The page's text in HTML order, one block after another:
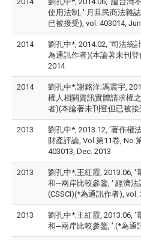
使用法制, ' 月旦民商法雜
已被接受), vol. 403014,
2014
劉孔中*, 2014.02, '司法統
為通訊作者)(本論著未刊
2014
2014
劉孔中*;謝銘洋;馮震宇,
權人相關資訊實體請求權
者)(本論著未刊登但已被接
2013
劉孔中*, 2013.12, '著作權
財產評論, Vol.第11卷, No.
403013, Dec. 2013
2013
劉孔中*;王紅霞, 2013.06, '
和─兩岸比較參鑒, ' 經濟法
(CSSCI)(*為通訊作者), vol.
2013
劉孔中*;王紅霞, 2013.06, '
和─兩岸比較參鑒, '.(*為通